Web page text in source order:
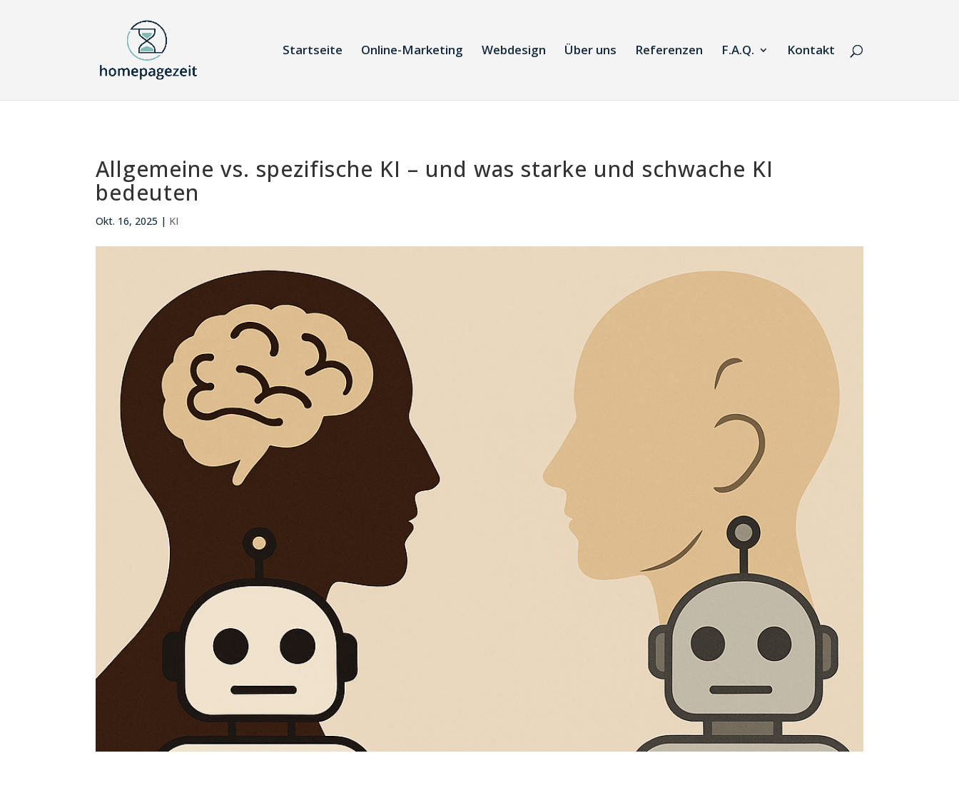
Startseite Online-Marketing Webdesign Über uns Referenzen F.A.Q. Kontakt
Allgemeine vs. spezifische KI – und was starke und schwache KI
bedeuten
Okt. 16, 2025 | KI